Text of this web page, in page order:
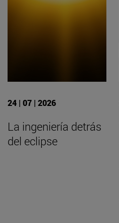
24 | 07 | 2026
La ingeniería detrás
del eclipse